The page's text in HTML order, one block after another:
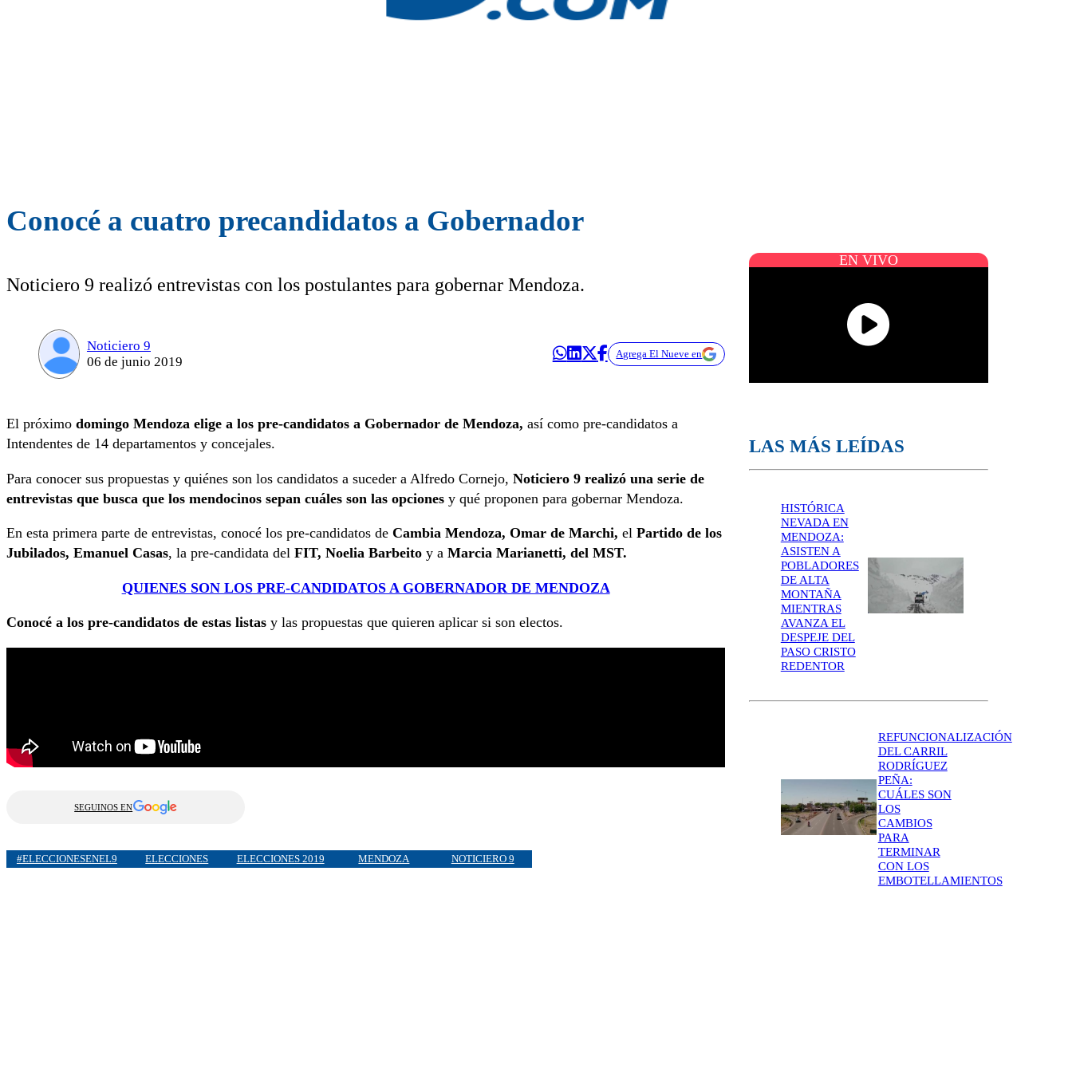
Conocé a cuatro precandidatos a Gobernador
Noticiero 9 realizó entrevistas con los postulantes para gobernar Mendoza.
Noticiero 9
06 de junio 2019
Agrega El Nueve en
El próximo domingo Mendoza elige a los pre-candidatos a Gobernador de Mendoza, así como pre-candidatos a
Intendentes de 14 departamentos y concejales.
Para conocer sus propuestas y quiénes son los candidatos a suceder a Alfredo Cornejo, Noticiero 9 realizó una serie de
entrevistas que busca que los mendocinos sepan cuáles son las opciones y qué proponen para gobernar Mendoza.
En esta primera parte de entrevistas, conocé los pre-candidatos de Cambia Mendoza, Omar de Marchi, el Partido de los
Jubilados, Emanuel Casas, la pre-candidata del FIT, Noelia Barbeito y a Marcia Marianetti, del MST.
QUIENES SON LOS PRE-CANDIDATOS A GOBERNADOR DE MENDOZA
Conocé a los pre-candidatos de estas listas y las propuestas que quieren aplicar si son electos.
SEGUINOS EN
#ELECCIONESENEL9 ELECCIONES ELECCIONES 2019 MENDOZA NOTICIERO 9
EN VIVO
LAS MÁS LEÍDAS
HISTÓRICA
NEVADA EN
MENDOZA:
ASISTEN A
POBLADORES
DE ALTA
MONTAÑA
MIENTRAS
AVANZA EL
DESPEJE DEL
PASO CRISTO
REDENTOR
REFUNCIONALIZACIÓN
DEL CARRIL
RODRÍGUEZ
PEÑA:
CUÁLES SON
LOS
CAMBIOS
PARA
TERMINAR
CON LOS
EMBOTELLAMIENTOS